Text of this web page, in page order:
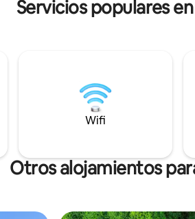
para
entorno
Servicios populares
Wifi
Otros alojamientos